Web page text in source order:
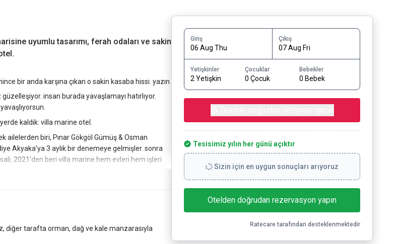
uyumlu tasarımı, ferah odaları ve sakin
bir anda karşına çıkan o sakin kasaba hissi. yazın
insan burada yavaşlamayı hatırlıyor.
kaldık: villa marine otel.
ailelerden biri, Pınar Gökgöl Gümüş & Osman
Akyaka’ya 3 aylık bir denemeye gelmişler. sonra
2021'den beri villa marine hem evleri hem işleri
diye ağırlıyorlar. sanki asıl meslekleri buymuş
balkon var, ve hepsi manzaraya bakıyor. bazıları
bazıları alabildiğine uzanan Gökova körfezi'ne. bir
yönetmeliği için o tavanları kapatmamak adına
tavana bakınca anlıyorsun.
diğer tarafta orman, dağ ve kale manzarasıyla
Giriş
06 Aug Thu
Çıkış
07 Aug Fri
Yetişkinler
2 Yetişkin
Çocuklar
0 Çocuk
Bebekler
0 Bebek
Tesisimiz yılın her günü açıktır
Sizin için en uygun sonuçları arıyoruz
Otelden doğrudan rezervasyon yapın
Ratecare tarafından desteklenmektedir